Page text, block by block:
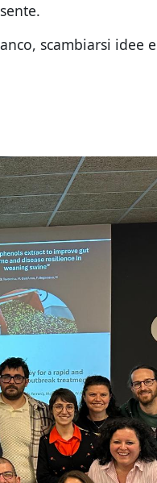
scambiarsi idee